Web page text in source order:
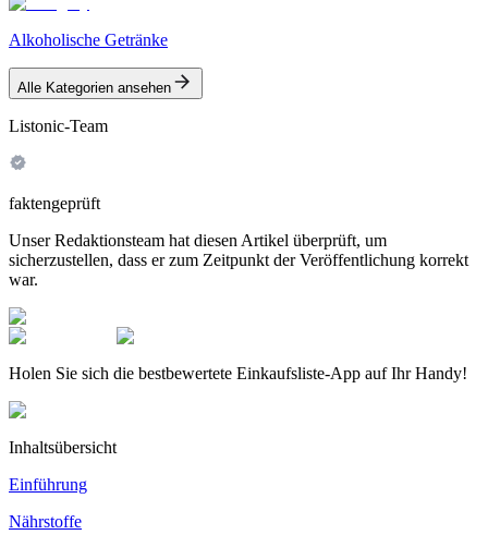
Alkoholische Getränke
Alle Kategorien ansehen
Listonic-Team
faktengeprüft
Unser Redaktionsteam hat diesen Artikel überprüft, um
sicherzustellen, dass er zum Zeitpunkt der Veröffentlichung korrekt
war.
Holen Sie sich die bestbewertete Einkaufsliste-App auf Ihr Handy!
Inhaltsübersicht
Einführung
Nährstoffe